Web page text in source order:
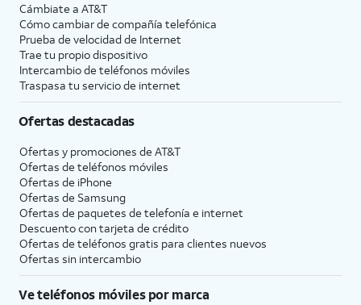
Cámbiate a AT&T
Cómo cambiar de compañía telefónica
Prueba de velocidad de Internet
Trae tu propio dispositivo
Intercambio de teléfonos móviles
Traspasa tu servicio de internet
Ofertas destacadas
Ofertas y promociones de AT&T
Ofertas de teléfonos móviles
Ofertas de iPhone
Ofertas de Samsung
Ofertas de paquetes de telefonía e internet
Descuento con tarjeta de crédito
Ofertas de teléfonos gratis para clientes nuevos
Ofertas sin intercambio
Ve teléfonos móviles por marca